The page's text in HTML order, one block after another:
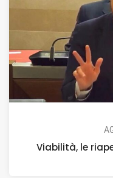
Viabilità, le